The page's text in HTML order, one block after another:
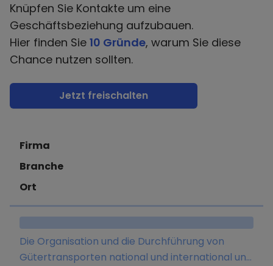
Knüpfen Sie Kontakte um eine
Geschäftsbeziehung aufzubauen.
Hier finden Sie 10 Gründe, warum Sie diese
Chance nutzen sollten.
Jetzt freischalten
Firma
Branche
Ort
Die Organisation und die Durchführung von
Gütertransporten national und international und